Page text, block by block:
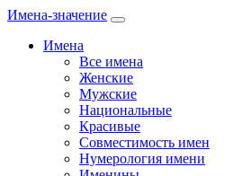
Имена-значение
Имена
Все имена
Женские
Мужские
Национальные
Красивые
Совместимость имен
Нумерология имени